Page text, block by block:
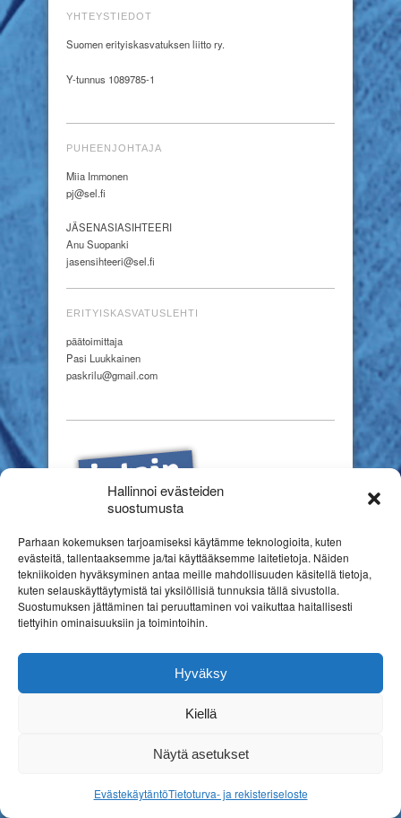
Hallinnoi evästeiden
suostumusta
Parhaan kokemuksen tarjoamiseksi käytämme teknologioita, kuten
evästeitä, tallentaaksemme ja/tai käyttääksemme laitetietoja. Näiden
tekniikoiden hyväksyminen antaa meille mahdollisuuden käsitellä tietoja,
kuten selauskäyttäytymistä tai yksilöllisiä tunnuksia tällä sivustolla.
Suostumuksen jättäminen tai peruuttaminen voi vaikuttaa haitallisesti
tiettyihin ominaisuuksiin ja toimintoihin.
Hyväksy
Kiellä
Näytä asetukset
EvästekäytäntöTietoturva- ja rekisteriseloste
YHTEYSTIEDOT
Suomen erityiskasvatuksen liitto ry.
Y-tunnus 1089785-1
PUHEENJOHTAJA
Miia Immonen
pj@sel.fi
JÄSENASIASIHTEERI
Anu Suopanki
jasensihteeri@sel.fi
ERITYISKASVATUSLEHTI
päätoimittaja
Pasi Luukkainen
paskrilu@gmail.com